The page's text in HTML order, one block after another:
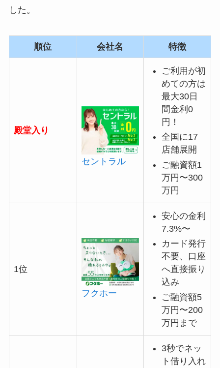
した。
順位 会社名 特徴
殿堂入り
セントラル
ご利用が初
めての方は
最大30日
間金利0
円！
全国に17
店舗展開
ご融資額1
万円〜300
万円
1位
フクホー
安心の金利
7.3%〜
カード発行
不要、口座
へ直接振り
込み
ご融資額5
万円〜200
万円まで
3秒でネッ
ト借り入れ